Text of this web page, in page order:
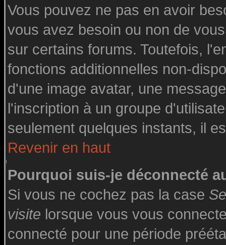
Vous pouvez ne pas en avoir
vous avez besoin ou non de
sur certains forums. Toutefois,
fonctions additionnelles non-
d'une image avatar, une
l'inscription à un groupe
seulement quelques instants, il
Revenir en haut
Pourquoi suis-je déconnecté
Si vous ne cochez pas la case
visite lorsque vous vous
connecté pour une période